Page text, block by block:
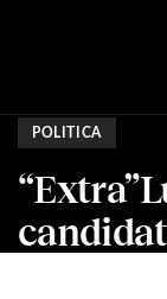
POLITICA